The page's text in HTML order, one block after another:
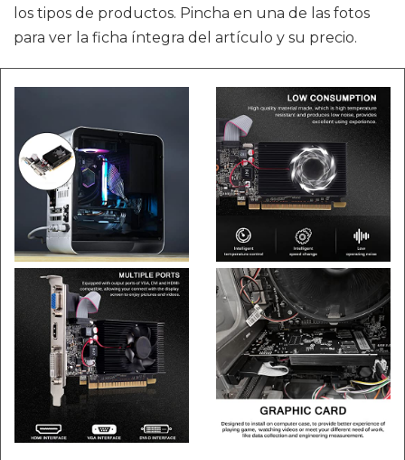
los tipos de productos. Pincha en una de las fotos
para ver la ficha íntegra del artículo y su precio.